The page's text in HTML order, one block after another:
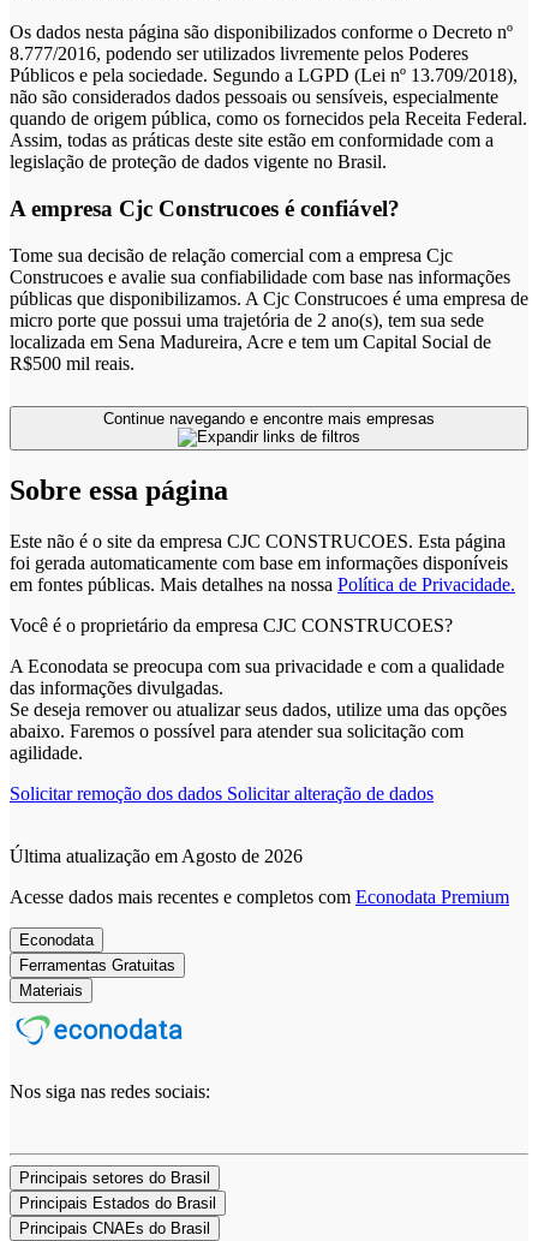
Os dados nesta página são disponibilizados conforme o Decreto nº
8.777/2016, podendo ser utilizados livremente pelos Poderes
Públicos e pela sociedade. Segundo a LGPD (Lei nº 13.709/2018),
não são considerados dados pessoais ou sensíveis, especialmente
quando de origem pública, como os fornecidos pela Receita Federal.
Assim, todas as práticas deste site estão em conformidade com a
legislação de proteção de dados vigente no Brasil.
A empresa Cjc Construcoes é confiável?
Tome sua decisão de relação comercial com a empresa Cjc
Construcoes e avalie sua confiabilidade com base nas informações
públicas que disponibilizamos. A Cjc Construcoes é uma empresa de
micro porte que possui uma trajetória de 2 ano(s), tem sua sede
localizada em Sena Madureira, Acre e tem um Capital Social de
R$500 mil reais.
Sobre essa página
Este não é o site da empresa CJC CONSTRUCOES. Esta página
foi gerada automaticamente com base em informações disponíveis
em fontes públicas. Mais detalhes na nossa Política de Privacidade.
Você é o proprietário da empresa CJC CONSTRUCOES?
A Econodata se preocupa com sua privacidade e com a qualidade
das informações divulgadas.
Se deseja remover ou atualizar seus dados, utilize uma das opções
abaixo. Faremos o possível para atender sua solicitação com
agilidade.
Solicitar remoção dos dados Solicitar alteração de dados
Última atualização em Agosto de 2026
Acesse dados mais recentes e completos com Econodata Premium
Econodata
Ferramentas Gratuitas
Materiais
Nos siga nas redes sociais:
Principais setores do Brasil
Principais Estados do Brasil
Principais CNAEs do Brasil